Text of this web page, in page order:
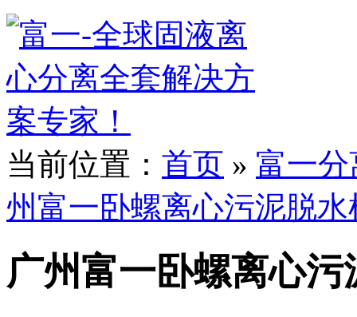
当前位置： 首页 » 富一
州富一卧螺离心污泥脱
广州富一卧螺离心